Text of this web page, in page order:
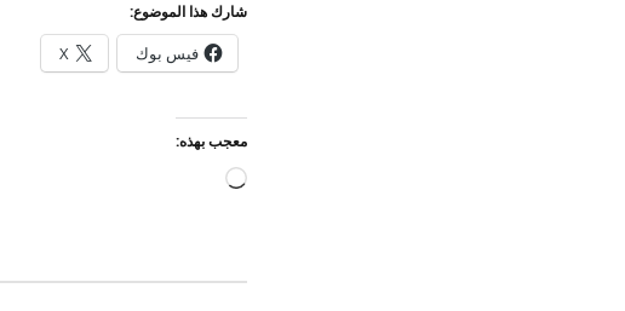
شارك هذا الموضوع:
فيس بوك X
معجب بهذه:
جاري